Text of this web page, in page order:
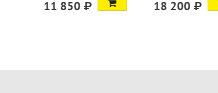
18 200 ₽ 9 700 ₽